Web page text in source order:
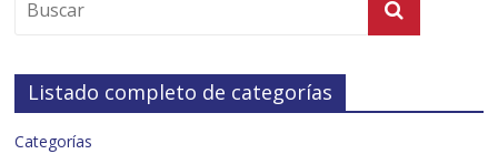
Listado completo de categorías
Categorías